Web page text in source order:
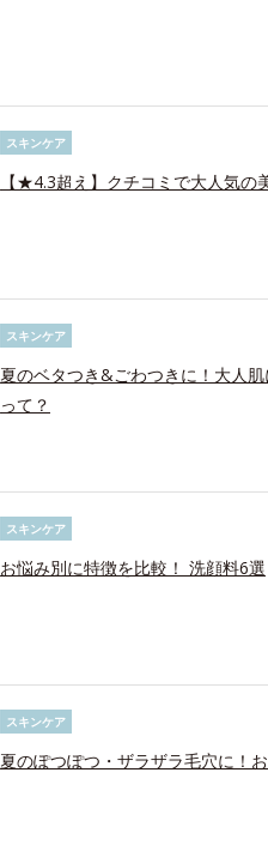
スキンケア
【★4.3超え】クチコミで大人気の
スキンケア
夏のベタつき&ごわつきに！大人
って？
スキンケア
お悩み別に特徴を比較！ 洗顔料6選
スキンケア
夏のぽつぽつ・ザラザラ毛穴に！